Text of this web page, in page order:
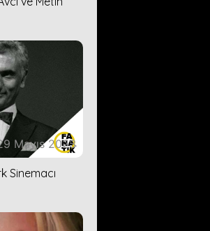
Mayıs 2023
Sinemacı